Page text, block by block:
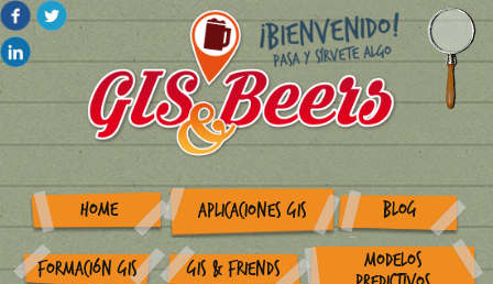
HOME APLICACIONES GIS BLOG
FORMACIÓN GIS GIS & FRIENDS
MODELOS